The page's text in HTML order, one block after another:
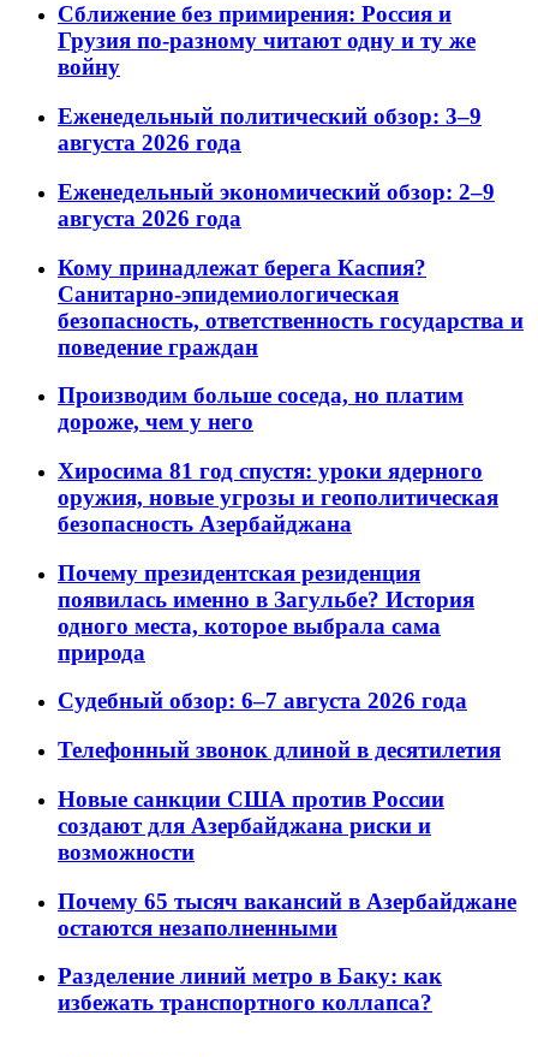
Сближение без примирения: Россия и
Грузия по-разному читают одну и ту же
войну
Еженедельный политический обзор: 3–9
августа 2026 года
Еженедельный экономический обзор: 2–9
августа 2026 года
Кому принадлежат берега Каспия?
Санитарно-эпидемиологическая
безопасность, ответственность государства и
поведение граждан
Производим больше соседа, но платим
дороже, чем у него
Хиросима 81 год спустя: уроки ядерного
оружия, новые угрозы и геополитическая
безопасность Азербайджана
Почему президентская резиденция
появилась именно в Загульбе? История
одного места, которое выбрала сама
природа
Судебный обзор: 6–7 августа 2026 года
Телефонный звонок длиной в десятилетия
Новые санкции США против России
создают для Азербайджана риски и
возможности
Почему 65 тысяч вакансий в Азербайджане
остаются незаполненными
Разделение линий метро в Баку: как
избежать транспортного коллапса?